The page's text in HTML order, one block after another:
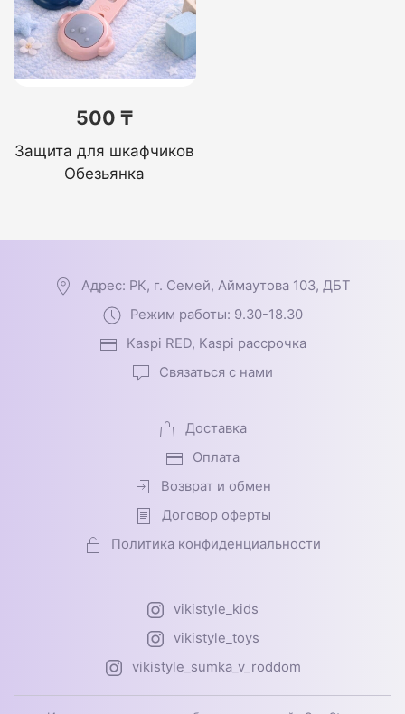
500 ₸
Защита для шкафчиков
Обезьянка
Адрес: РК, г. Семей, Аймаутова 103, ДБТ
Режим работы: 9.30-18.30
Kaspi RED, Kaspi рассрочка
Связаться с нами
Доставка
Оплата
Возврат и обмен
Договор оферты
Политика конфиденциальности
vikistyle_kids
vikistyle_toys
vikistyle_sumka_v_roddom